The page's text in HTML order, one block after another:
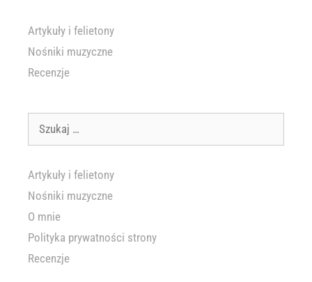
Artykuły i felietony
Nośniki muzyczne
Recenzje
Artykuły i felietony
Nośniki muzyczne
O mnie
Polityka prywatności strony
Recenzje